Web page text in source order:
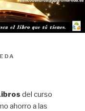
del curso
ahorro a las